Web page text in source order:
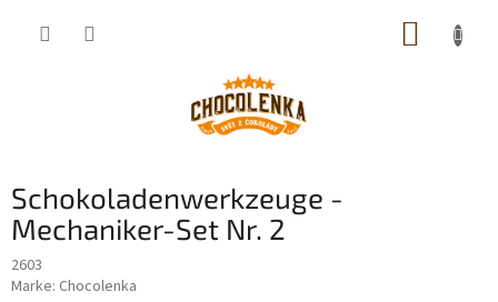
Schokoladenwerkzeuge -
Mechaniker-Set Nr. 2
2603
Marke: Chocolenka